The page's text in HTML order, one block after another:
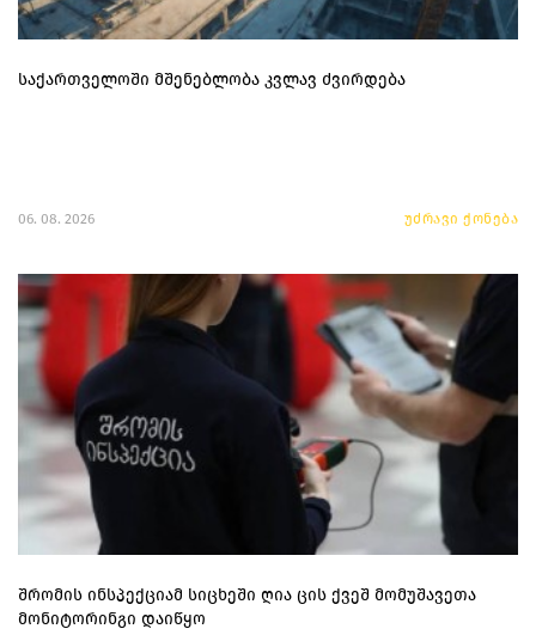
საქართველოში მშენებლობა კვლავ ძვირდება
06. 08. 2026 უძრავი ქონება
შრომის ინსპექციამ სიცხეში ღია ცის ქვეშ მომუშავეთა
მონიტორინგი დაიწყო